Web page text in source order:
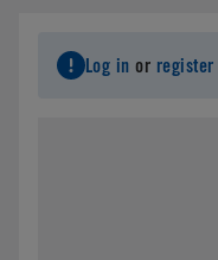
Log in or register